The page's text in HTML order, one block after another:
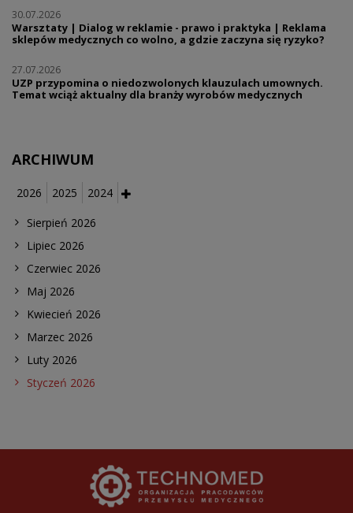
30.07.2026
Warsztaty | Dialog w reklamie - prawo i praktyka | Reklama
sklepów medycznych co wolno, a gdzie zaczyna się ryzyko?
27.07.2026
UZP przypomina o niedozwolonych klauzulach umownych.
Temat wciąż aktualny dla branży wyrobów medycznych
ARCHIWUM
2026 2025 2024
Sierpień 2026
Lipiec 2026
Czerwiec 2026
Maj 2026
Kwiecień 2026
Marzec 2026
Luty 2026
Styczeń 2026